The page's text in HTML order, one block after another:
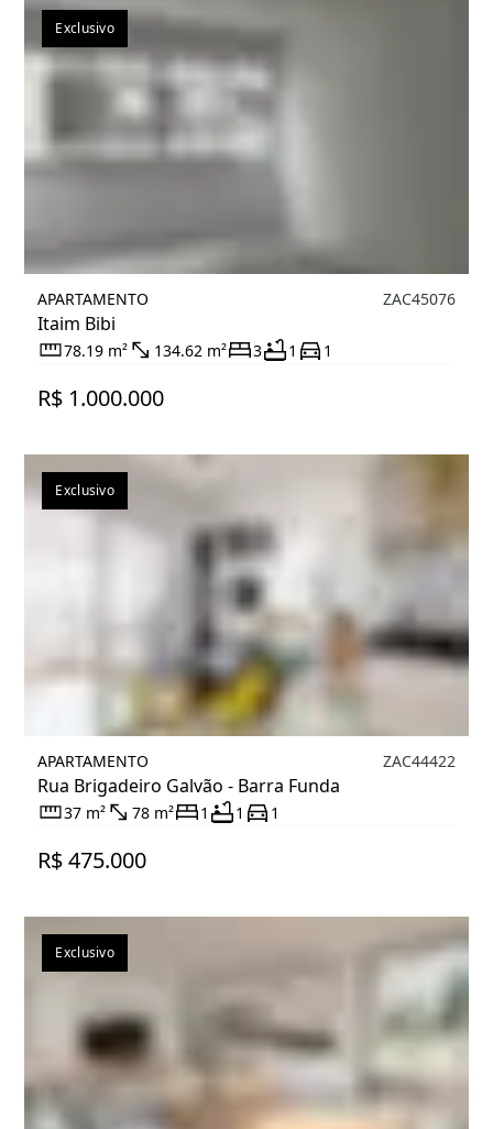
Exclusivo
APARTAMENTO
Itaim Bibi
ZAC45076
78.19 m² 134.62 m² 3 1 1
R$ 1.000.000
Exclusivo
APARTAMENTO
Rua Brigadeiro Galvão - Barra Funda
ZAC44422
37 m² 78 m² 1 1 1
R$ 475.000
Exclusivo